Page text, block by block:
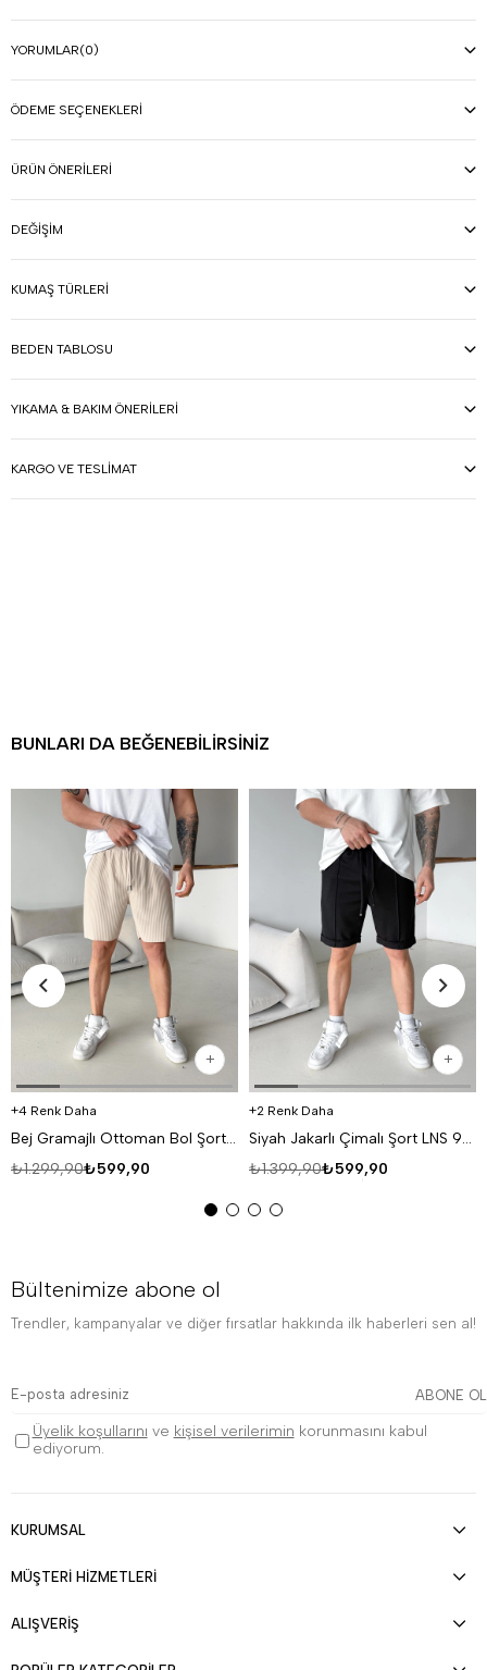
YORUMLAR(0)
ÖDEME SEÇENEKLERI
ÜRÜN ÖNERILERI
DEĞIŞIM
KUMAŞ TÜRLERI
BEDEN TABLOSU
YIKAMA & BAKIM ÖNERILERI
KARGO VE TESLIMAT
BUNLARI DA BEĞENEBILIRSINIZ
4 Renk Daha
Bej Gramajlı Ottoman Bol Şort 93093 LNS
₺599,90
₺1.299,90
2 Renk Daha
Siyah Jakarlı Çimalı Şort LNS 93056
₺599,90
₺1.399,90
Bültenimize abone ol
Trendler, kampanyalar ve diğer fırsatlar hakkında ilk haberleri sen al!
ABONE OL
Üyelik koşullarını ve kişisel verilerimin korunmasını kabul
ediyorum.
KURUMSAL
MÜŞTERİ HİZMETLERİ
ALIŞVERİŞ